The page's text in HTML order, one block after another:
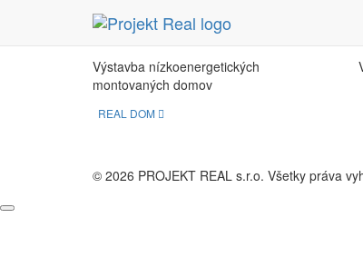
REAL DOM
Výstavba nízkoenergetických
montovaných domov
REAL DOM
© 2026 PROJEKT REAL s.r.o. Všetky práva